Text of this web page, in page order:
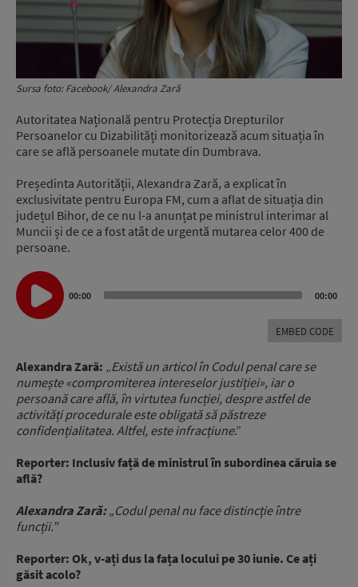
Sursa foto: Facebook/ Alexandra Zară
Autoritatea Națională pentru Protecția Drepturilor
Persoanelor cu Dizabilități monitorizează acum situația în
care se află persoanele mutate din Dumbrava.
Președinta Autorității, Alexandra Zară, a explicat în
exclusivitate pentru Europa FM, cum a aflat de situația din
județul Bihor, de ce nu l-a anunțat pe ministrul interimar al
Muncii și de ce a fost atât de urgentă mutarea celor 400 de
persoane.
Audio
Player
00:00 00:00
EMBED CODE
Alexandra Zară: „Există un articol în Codul penal care se
numește «compromiterea intereselor justiției», iar o
persoană care află, în virtutea funcției, despre astfel de
activități procedurale este obligată să păstreze
confidențialitatea. Altfel, este infracțiune.”
Reporter: Inclusiv față de ministrul în subordinea căruia se
află?
Alexandra Zară:„Codul penal nu face distincție între
funcții.”
Reporter: Ok, v-ați dus la fața locului pe 30 iunie. Ce ați
găsit acolo?